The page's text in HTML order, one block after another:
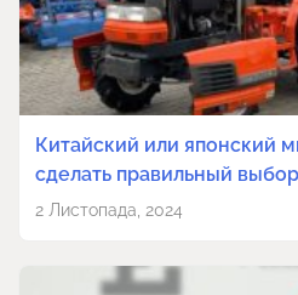
Китайский или японский
сделать правильный
2 Листопада, 2024